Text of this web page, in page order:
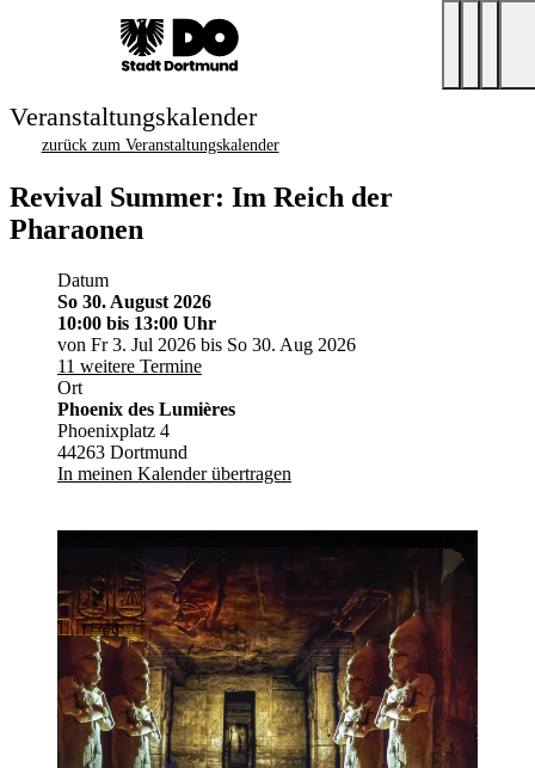
Veranstaltungskalender
zurück zum Veranstaltungskalender
Revival Summer: Im Reich der
Pharaonen
Datum
So 30. August 2026
10:00 bis 13:00 Uhr
von Fr 3. Jul 2026 bis So 30. Aug 2026
11 weitere Termine
Ort
Phoenix des Lumières
Phoenixplatz 4
44263 Dortmund
In meinen Kalender übertragen